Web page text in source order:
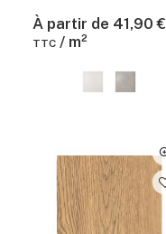
À partir de 41,90€
TTC / m²